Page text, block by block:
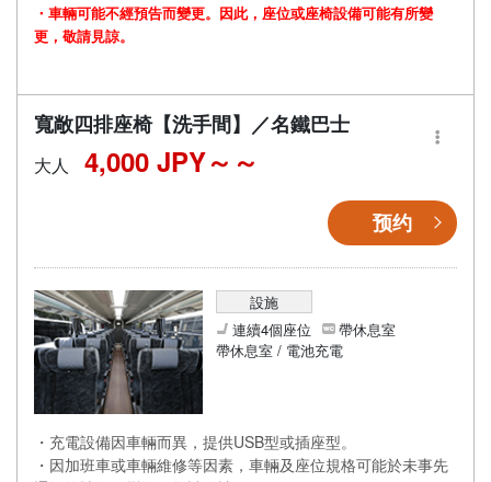
・車輛可能不經預告而變更。因此，座位或座椅設備可能有所變
更，敬請見諒。
寬敞四排座椅【洗手間】／名鐵巴士
大人 4,000 JPY～
预约
設施
連續4個座位
帶休息室
帶休息室 / 電池充電
・充電設備因車輛而異，提供USB型或插座型。
・因加班車或車輛維修等因素，車輛及座位規格可能於未事先